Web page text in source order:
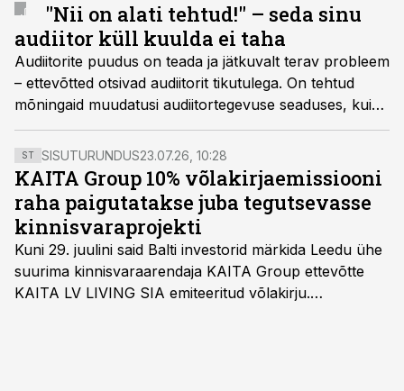
"Nii on alati tehtud!" – seda sinu
audiitor küll kuulda ei taha
Audiitorite puudus on teada ja jätkuvalt terav probleem
– ettevõtted otsivad audiitorit tikutulega. On tehtud
mõningaid muudatusi audiitortegevuse seaduses, kuid
isegi piirmäärade tõstmine pole aidanud. Kuidas seda
olukorda leevendada?
ST SISUTURUNDUS23.07.26, 10:28
KAITA Group 10% võlakirjaemissiooni
raha paigutatakse juba tegutsevasse
kinnisvaraprojekti
Kuni 29. juulini said Balti investorid märkida Leedu ühe
suurima kinnisvaraarendaja KAITA Group ettevõtte
KAITA LV LIVING SIA emiteeritud võlakirju.